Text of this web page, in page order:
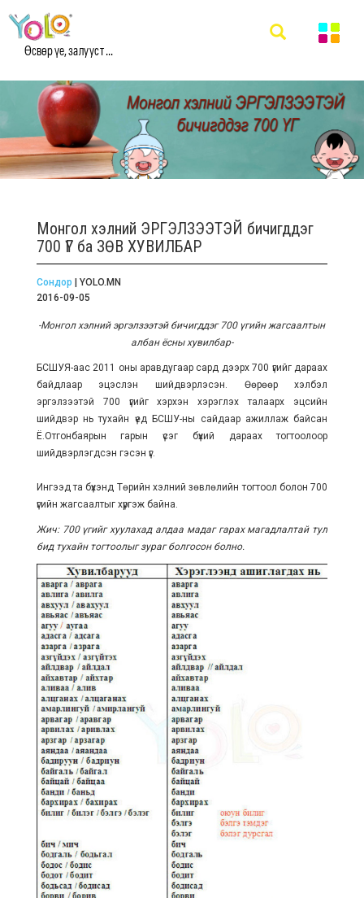
Өсвөр үе, залууст ...
Монгол хэлний ЭРГЭЛЗЭЭТЭЙ бичигддэг
700 ҮГ ба ЗӨВ ХУВИЛБАР
Сондор | YOLO.MN
2016-09-05
-Монгол хэлний эргэлзээтэй бичигддэг 700 үгийн жагсаалтын
албан ёсны хувилбар-
БСШУЯ-аас 2011 оны аравдугаар сард дээрх 700 үгийг дараах
байдлаар эцэслэн шийдвэрлэсэн. Өөрөөр хэлбэл
эргэлзээтэй 700 үгийг хэрхэн хэрэглэх талаарх эцсийн
шийдвэр нь тухайн үед БСШУ-ны сайдаар ажиллаж байсан
Ё.Отгонбаярын гарын үсэг бүхий дараах тогтоолоор
шийдвэрлэгдсэн гэсэн үг.
Ингээд та бүхэнд Төрийн хэлний зөвлөлийн тогтоол болон 700
үгийн жагсаалтыг хүргэж байна.
Жич: 700 үгийг хуулахад алдаа мадаг гарах магадлалтай тул
бид тухайн тогтоолыг зураг болгосон болно.